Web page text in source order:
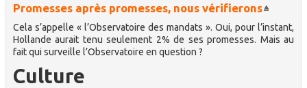
Promesses après promesses, nous vérifierons
Cela s’appelle « l’Observatoire des mandats ». Oui, pour l’instant,
Hollande aurait tenu seulement 2% de ses promesses. Mais au
fait qui surveille l’Observatoire en question ?
Culture